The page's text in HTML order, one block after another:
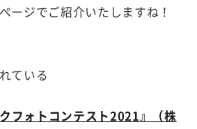
ージでご紹介いたしますね！
ている
フォトコンテスト2021』（株